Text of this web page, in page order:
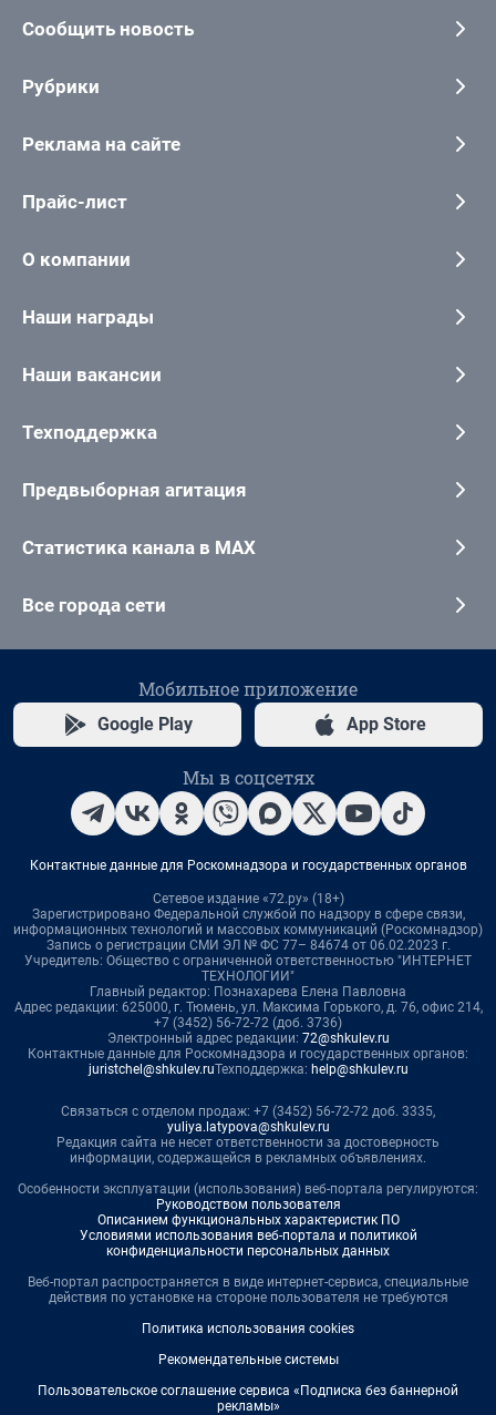
Сообщить новость
Рубрики
Реклама на сайте
Прайс-лист
О компании
Наши награды
Наши вакансии
Техподдержка
Предвыборная агитация
Статистика канала в MAX
Все города сети
Мобильное приложение
Google Play App Store
Мы в соцсетях
Контактные данные для Роскомнадзора и государственных органов
Сетевое издание «72.ру» (18+)
Зарегистрировано Федеральной службой по надзору в сфере связи,
информационных технологий и массовых коммуникаций (Роскомнадзор)
Запись о регистрации СМИ ЭЛ № ФС 77– 84674 от 06.02.2023 г.
Учредитель: Общество с ограниченной ответственностью "ИНТЕРНЕТ
ТЕХНОЛОГИИ"
Главный редактор: Познахарева Елена Павловна
Адрес редакции: 625000, г. Тюмень, ул. Максима Горького, д. 76, офис 214,
+7 (3452) 56-72-72 (доб. 3736)
Электронный адрес редакции: 72@shkulev.ru
Контактные данные для Роскомнадзора и государственных органов:
juristchel@shkulev.ruТехподдержка: help@shkulev.ru
Связаться с отделом продаж: +7 (3452) 56-72-72 доб. 3335,
yuliya.latypova@shkulev.ru
Редакция сайта не несет ответственности за достоверность
информации, содержащейся в рекламных объявлениях.
Особенности эксплуатации (использования) веб-портала регулируются:
Руководством пользователя
Описанием функциональных характеристик ПО
Условиями использования веб-портала и политикой
конфиденциальности персональных данных
Веб-портал распространяется в виде интернет-сервиса, специальные
действия по установке на стороне пользователя не требуются
Политика использования cookies
Рекомендательные системы
Пользовательское соглашение сервиса «Подписка без баннерной
рекламы»